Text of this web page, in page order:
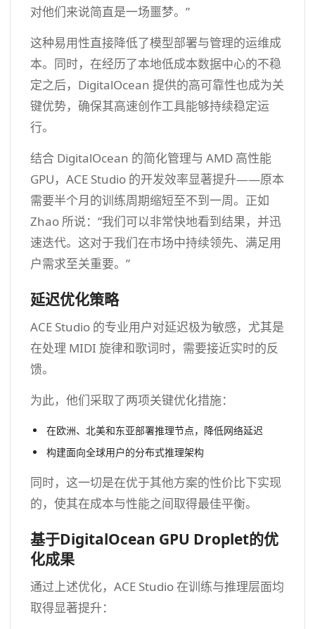
对他们来说简直是一场噩梦。”
这种易用性直接降低了模型部署与管理的运维成
本。同时，在经历了本地低成本数据中心的不稳
定之后，DigitalOcean 提供的高可靠性也成为关
键优势，确保其高速创作工具能够持续稳定运
行。
结合 DigitalOcean 的简化管理与 AMD 高性能
GPU，ACE Studio 的开发效率显著提升——原本
需要半个月的训练周期缩短至不到一周。正如
Zhao 所说：“我们可以非常快地看到结果，并迅
速迭代。这对于我们在市场中持续领先、满足用
户需求至关重要。”
延迟优化策略
ACE Studio 的专业用户对延迟极为敏感，尤其是
在处理 MIDI 旋律和歌词时，需要接近实时的反
馈。
为此，他们采取了两项关键优化措施：
在欧洲、北美和东亚部署推理节点，降低网络延迟
构建面向全球用户的分布式推理架构
同时，这一切是在优于其他方案的性价比下实现
的，使其在成本与性能之间取得最佳平衡。
基于DigitalOcean GPU Droplet的优
化成果
通过上述优化，ACE Studio 在训练与推理层面均
取得显著提升：